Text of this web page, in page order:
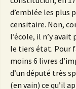
d’emblée les plus
censitaire. Non,
l’école, il n’y
le tiers état. Pour
moins 6 livres
d’un député très
(en vain) ce qu’il